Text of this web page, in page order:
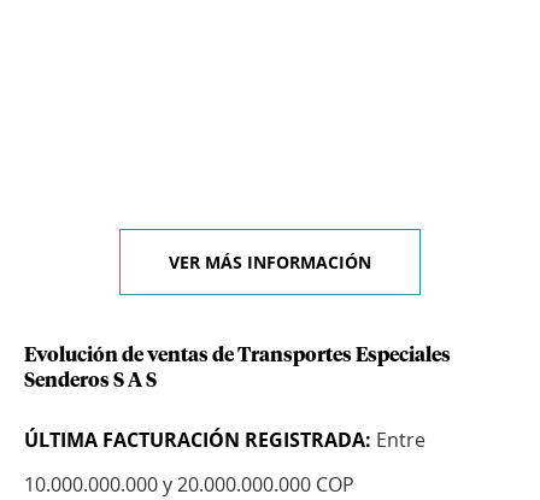
VER MÁS INFORMACIÓN
Evolución de ventas de Transportes Especiales
Senderos S A S
ÚLTIMA FACTURACIÓN REGISTRADA: Entre
10.000.000.000 y 20.000.000.000 COP